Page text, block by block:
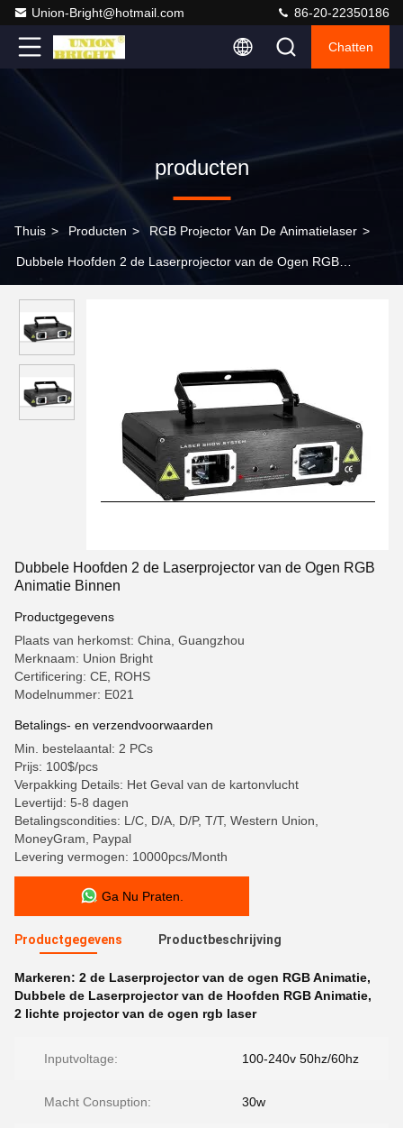
Union-Bright@hotmail.com 86-20-22350186
Chatten
producten
Thuis > Producten > RGB Projector Van De Animatielaser >
Dubbele Hoofden 2 de Laserprojector van de Ogen RGB
Dubbele Hoofden 2 de Laserprojector van de Ogen RGB
Animatie Binnen
Productgegevens
Plaats van herkomst: China, Guangzhou
Merknaam: Union Bright
Certificering: CE, ROHS
Modelnummer: E021
Betalings- en verzendvoorwaarden
Min. bestelaantal: 2 PCs
Prijs: 100$/pcs
Verpakking Details: Het Geval van de kartonvlucht
Levertijd: 5-8 dagen
Betalingscondities: L/C, D/A, D/P, T/T, Western Union,
MoneyGram, Paypal
Levering vermogen: 10000pcs/Month
Ga Nu Praten.
Productgegevens Productbeschrijving
Markeren: 2 de Laserprojector van de ogen RGB Animatie,
Dubbele de Laserprojector van de Hoofden RGB Animatie,
2 lichte projector van de ogen rgb laser
Inputvoltage: 100-240v 50hz/60hz
Macht Consuption: 30w